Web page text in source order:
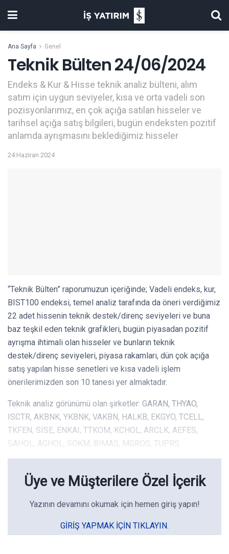
Ana Sayfa Genel
Teknik Bülten 24/06/2024
Endeks & Kur & Hisse teknik analiz bülteni, alım
satım için uygun seviyeler, kısa ve orta vadeli son
pozisyonlarımız, en çok açığa satılan hisseler ve
tarihsel açığa satış bilgileri, bugün endeksten pozitif
anlamda ayrışmasını beklediğimiz hisseler
24 Haziran 2024
“Teknik Bülten” raporumuzun içeriğinde; Vadeli endeks, kur,
BIST100 endeksi, temel analiz tarafında da öneri verdiğimiz
22 adet hissenin teknik destek/direnç seviyeleri ve buna
baz teşkil eden teknik grafikleri, bugün piyasadan pozitif
ayrışma ihtimali olan hisseler ve bunların teknik
destek/direnç seviyeleri, piyasa rakamları, dün çok açığa
satış yapılan hisse senetleri ve kısa vadeli işlem
önerilerimizden son 10 tanesi yer almaktadır.
Teknik analiz görünümü olan şirketler: GARAN, THYAO,
ISCTR, AKBNK, YKBNK, VAKBN, HALKB, EKGYO, TCELL,
TKFEN, SISE, ENKAI, TTKOM, KCHOL, ARCLK, AEFES,
SAHOL, AGHOL, SOKM, BIMAS, MGROS, TUPRS.
Üye ve Müşterilere Özel İçerik
Yazının devamını okumak için hemen giriş yapın!
GIRIŞ YAPMAK IÇIN TIKLAYIN.